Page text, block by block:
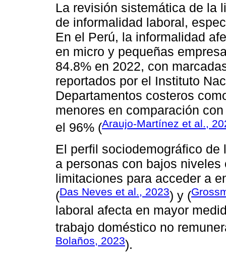
La revisión sistemática de la
de informalidad laboral,
En el Perú, la informalidad
en micro y pequeñas
84.8% en 2022, con
reportados por el Instituto
Departamentos costeros
menores en comparación
el 96% (Araujo-Martínez et al.,
El perfil sociodemográfico
a personas con bajos
limitaciones para acceder a
(Das Neves et al., 2023) y (
laboral afecta en mayor
trabajo doméstico no
Bolaños, 2023).